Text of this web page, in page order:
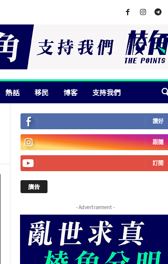
熱話 移民 博客 支持我們
讚好
跟隨
訂閱
廣告
- Advertisement -